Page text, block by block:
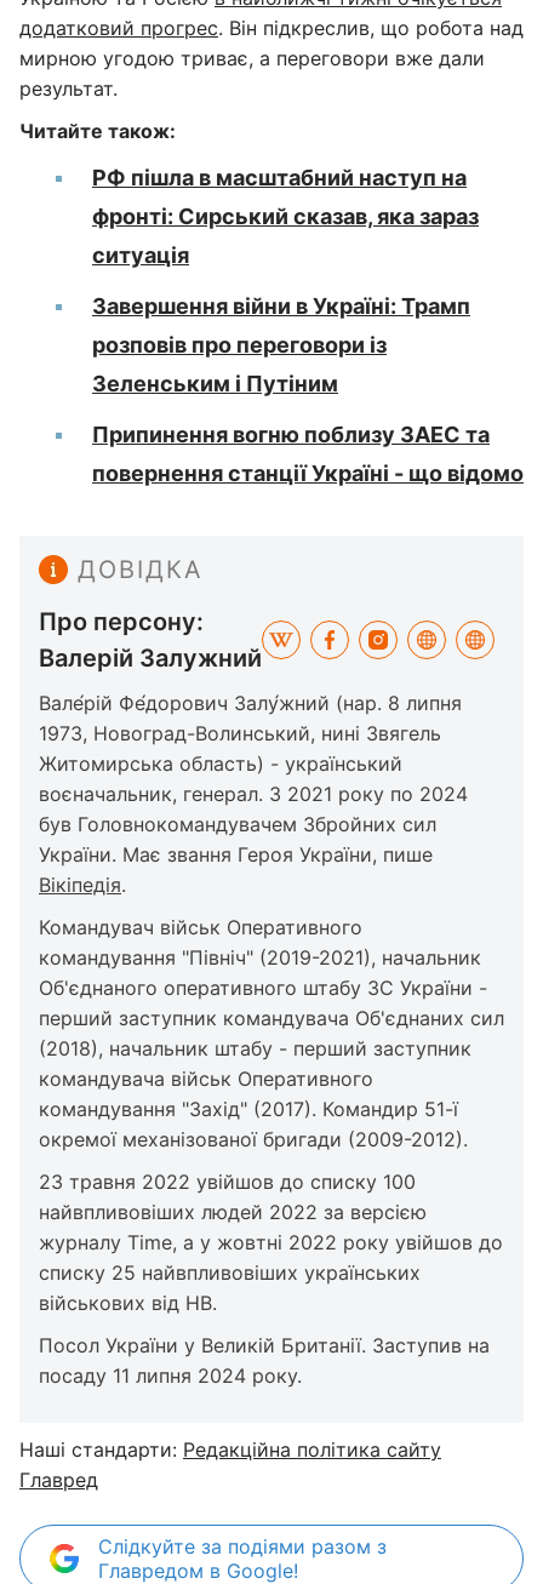
додатковий прогрес. Він підкреслив, що робота над
мирною угодою триває, а переговори вже дали
результат.
Читайте також:
РФ пішла в масштабний наступ на
фронті: Сирський сказав, яка зараз
ситуація
Завершення війни в Україні: Трамп
розповів про переговори із
Зеленським і Путіним
Припинення вогню поблизу ЗАЕС та
повернення станції Україні - що відомо
ДОВІДКА
Про персону:
Валерій Залужний
Вале́рій Фе́дорович Залу́жний (нар. 8 липня
1973, Новоград-Волинський, нині Звягель
Житомирська область) - український
воєначальник, генерал. З 2021 року по 2024
був Головнокомандувачем Збройних сил
України. Має звання Героя України, пише
Вікіпедія.
Командувач військ Оперативного
командування "Північ" (2019-2021), начальник
Об'єднаного оперативного штабу ЗС України -
перший заступник командувача Об'єднаних сил
(2018), начальник штабу - перший заступник
командувача військ Оперативного
командування "Захід" (2017). Командир 51-ї
окремої механізованої бригади (2009-2012).
23 травня 2022 увійшов до списку 100
найвпливовіших людей 2022 за версією
журналу Time, а у жовтні 2022 року увійшов до
списку 25 найвпливовіших українських
військових від НВ.
Посол України у Великій Британії. Заступив на
посаду 11 липня 2024 року.
Наші стандарти: Редакційна політика сайту
Главред
Слідкуйте за подіями разом з
Главредом в Google!